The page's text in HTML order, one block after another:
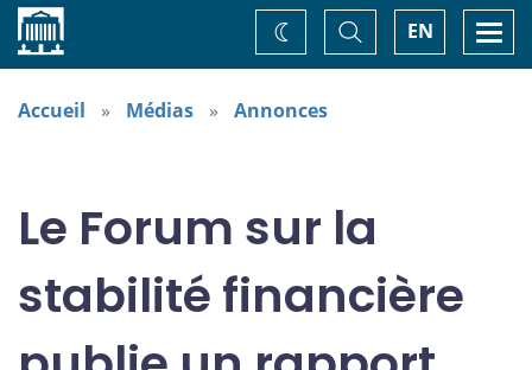
Accueil EN
Basculer
la
recherche
Changez
de
Accueil Médias Annonces
Le Forum sur la
stabilité financière